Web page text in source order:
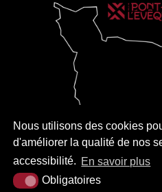
Nous utilisons des cookies
d'améliorer la qualité de nos
accessibilité. En savoir plus
Obligatoires
PLAN DU SITE MENTIONS